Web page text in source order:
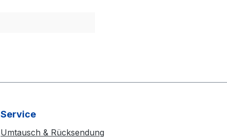
Service
Umtausch & Rücksendung